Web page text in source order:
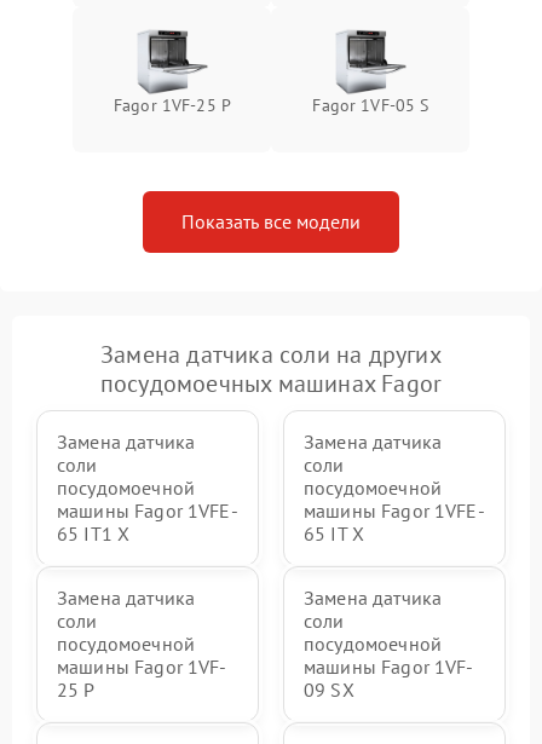
Fagor 1VF-25 P Fagor 1VF-05 S
Показать все модели
Замена датчика соли на других
посудомоечных машинах Fagor
Замена датчика
соли
посудомоечной
машины Fagor 1VFE-
65 IT1 X
Замена датчика
соли
посудомоечной
машины Fagor 1VFE-
65 IT X
Замена датчика
соли
посудомоечной
машины Fagor 1VF-
25 P
Замена датчика
соли
посудомоечной
машины Fagor 1VF-
09 SX